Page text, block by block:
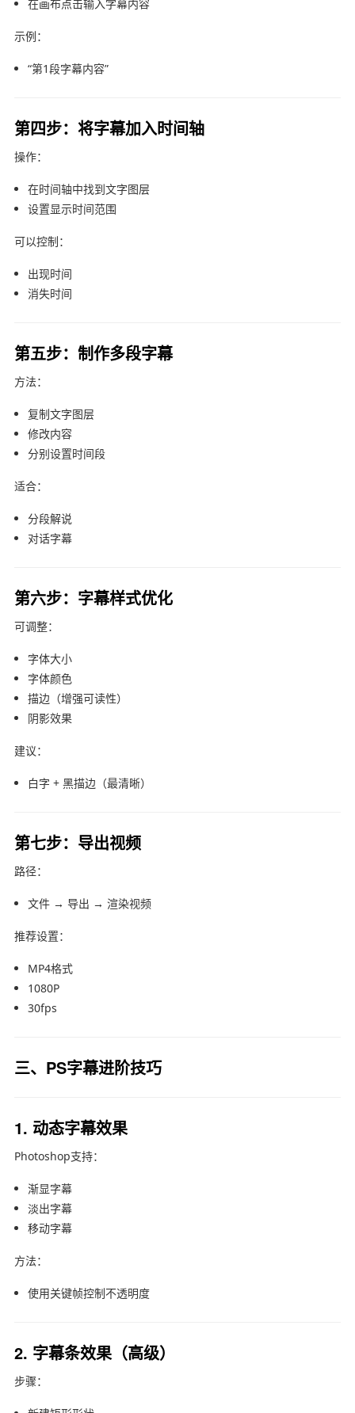
在画布点击输入字幕内容
示例：
“第1段字幕内容”
第四步：将字幕加入时间轴
操作：
在时间轴中找到文字图层
设置显示时间范围
可以控制：
出现时间
消失时间
第五步：制作多段字幕
方法：
复制文字图层
修改内容
分别设置时间段
适合：
分段解说
对话字幕
第六步：字幕样式优化
可调整：
字体大小
字体颜色
描边（增强可读性）
阴影效果
建议：
白字 + 黑描边（最清晰）
第七步：导出视频
路径：
文件 → 导出 → 渲染视频
推荐设置：
MP4格式
1080P
30fps
三、PS字幕进阶技巧
1. 动态字幕效果
Photoshop支持：
渐显字幕
淡出字幕
移动字幕
方法：
使用关键帧控制不透明度
2. 字幕条效果（高级）
步骤：